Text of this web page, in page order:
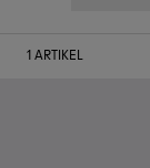
1ARTIKEL